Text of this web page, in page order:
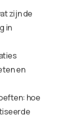
zijn de
in
en
hoe